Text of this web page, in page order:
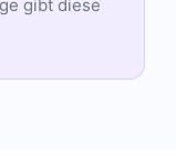
gibt diese